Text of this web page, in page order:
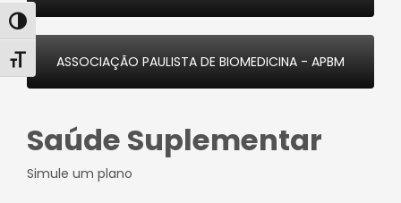
Alternar alto contraste
Alternar tamanho da fonte
ASSOCIAÇÃO PAULISTA DE BIOMEDICINA - APBM
Saúde Suplementar
Simule um plano